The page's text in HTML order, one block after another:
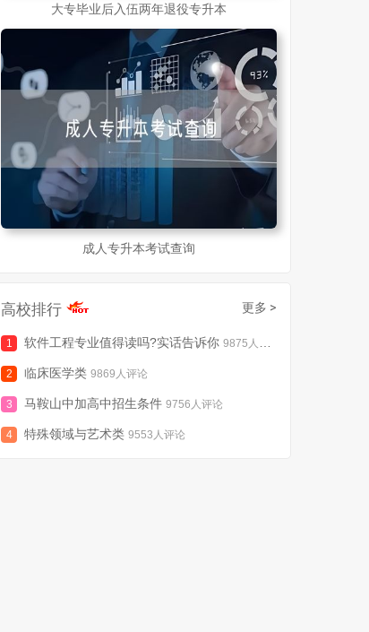
大专毕业后入伍两年退役专升本
成人专升本考试查询
高校排行 更多 >
软件工程专业值得读吗?实话告诉你 9875人评论
临床医学类 9869人评论
马鞍山中加高中招生条件 9756人评论
特殊领域与艺术类 9553人评论